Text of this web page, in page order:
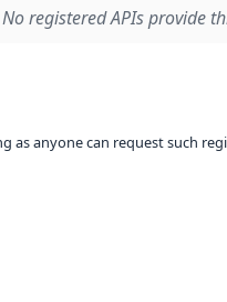
No registered APIs provide
as anyone can request such